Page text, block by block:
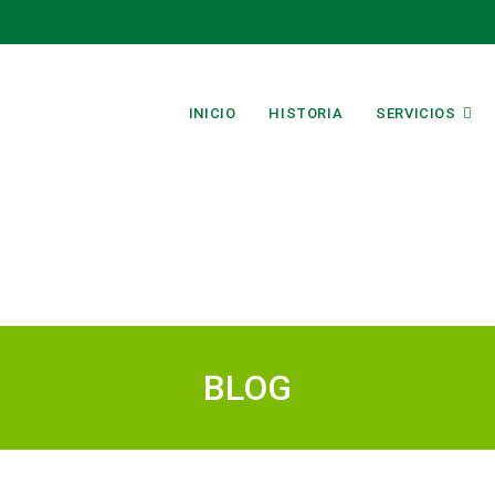
INICIO HISTORIA SERVICIOS
BLOG